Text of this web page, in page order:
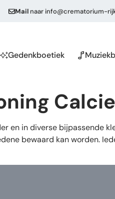
Mail naarinfo@crematorium-
Gedenkboetiek
en in diverse bijpassende
bewaard kan worden.